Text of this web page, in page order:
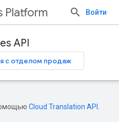
Platform Войти
API
с отделом продаж
Cloud Translation API